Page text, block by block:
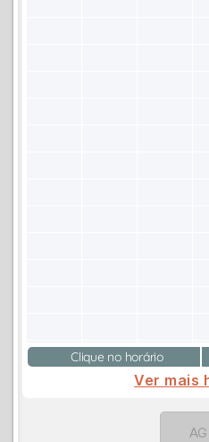
Clique no horário
Ver mais